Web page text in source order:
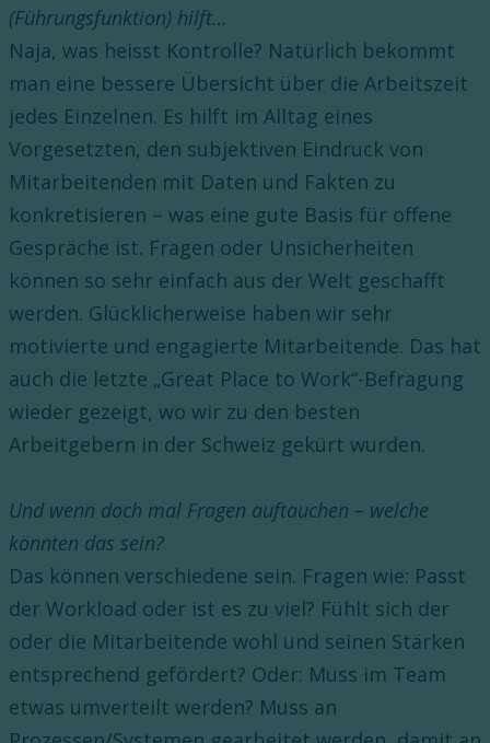
(Führungsfunktion) hilft…
Naja, was heisst Kontrolle? Natürlich bekommt
man eine bessere Übersicht über die Arbeitszeit
jedes Einzelnen. Es hilft im Alltag eines
Vorgesetzten, den subjektiven Eindruck von
Mitarbeitenden mit Daten und Fakten zu
konkretisieren – was eine gute Basis für offene
Gespräche ist. Fragen oder Unsicherheiten
können so sehr einfach aus der Welt geschafft
werden. Glücklicherweise haben wir sehr
motivierte und engagierte Mitarbeitende. Das hat
auch die letzte „Great Place to Work“-Befragung
wieder gezeigt, wo wir zu den besten
Arbeitgebern in der Schweiz gekürt wurden.
Und wenn doch mal Fragen auftauchen – welche
könnten das sein?
Das können verschiedene sein. Fragen wie: Passt
der Workload oder ist es zu viel? Fühlt sich der
oder die Mitarbeitende wohl und seinen Stärken
entsprechend gefördert? Oder: Muss im Team
etwas umverteilt werden? Muss an